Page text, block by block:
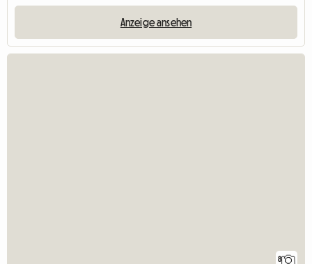
Anzeige ansehen
8